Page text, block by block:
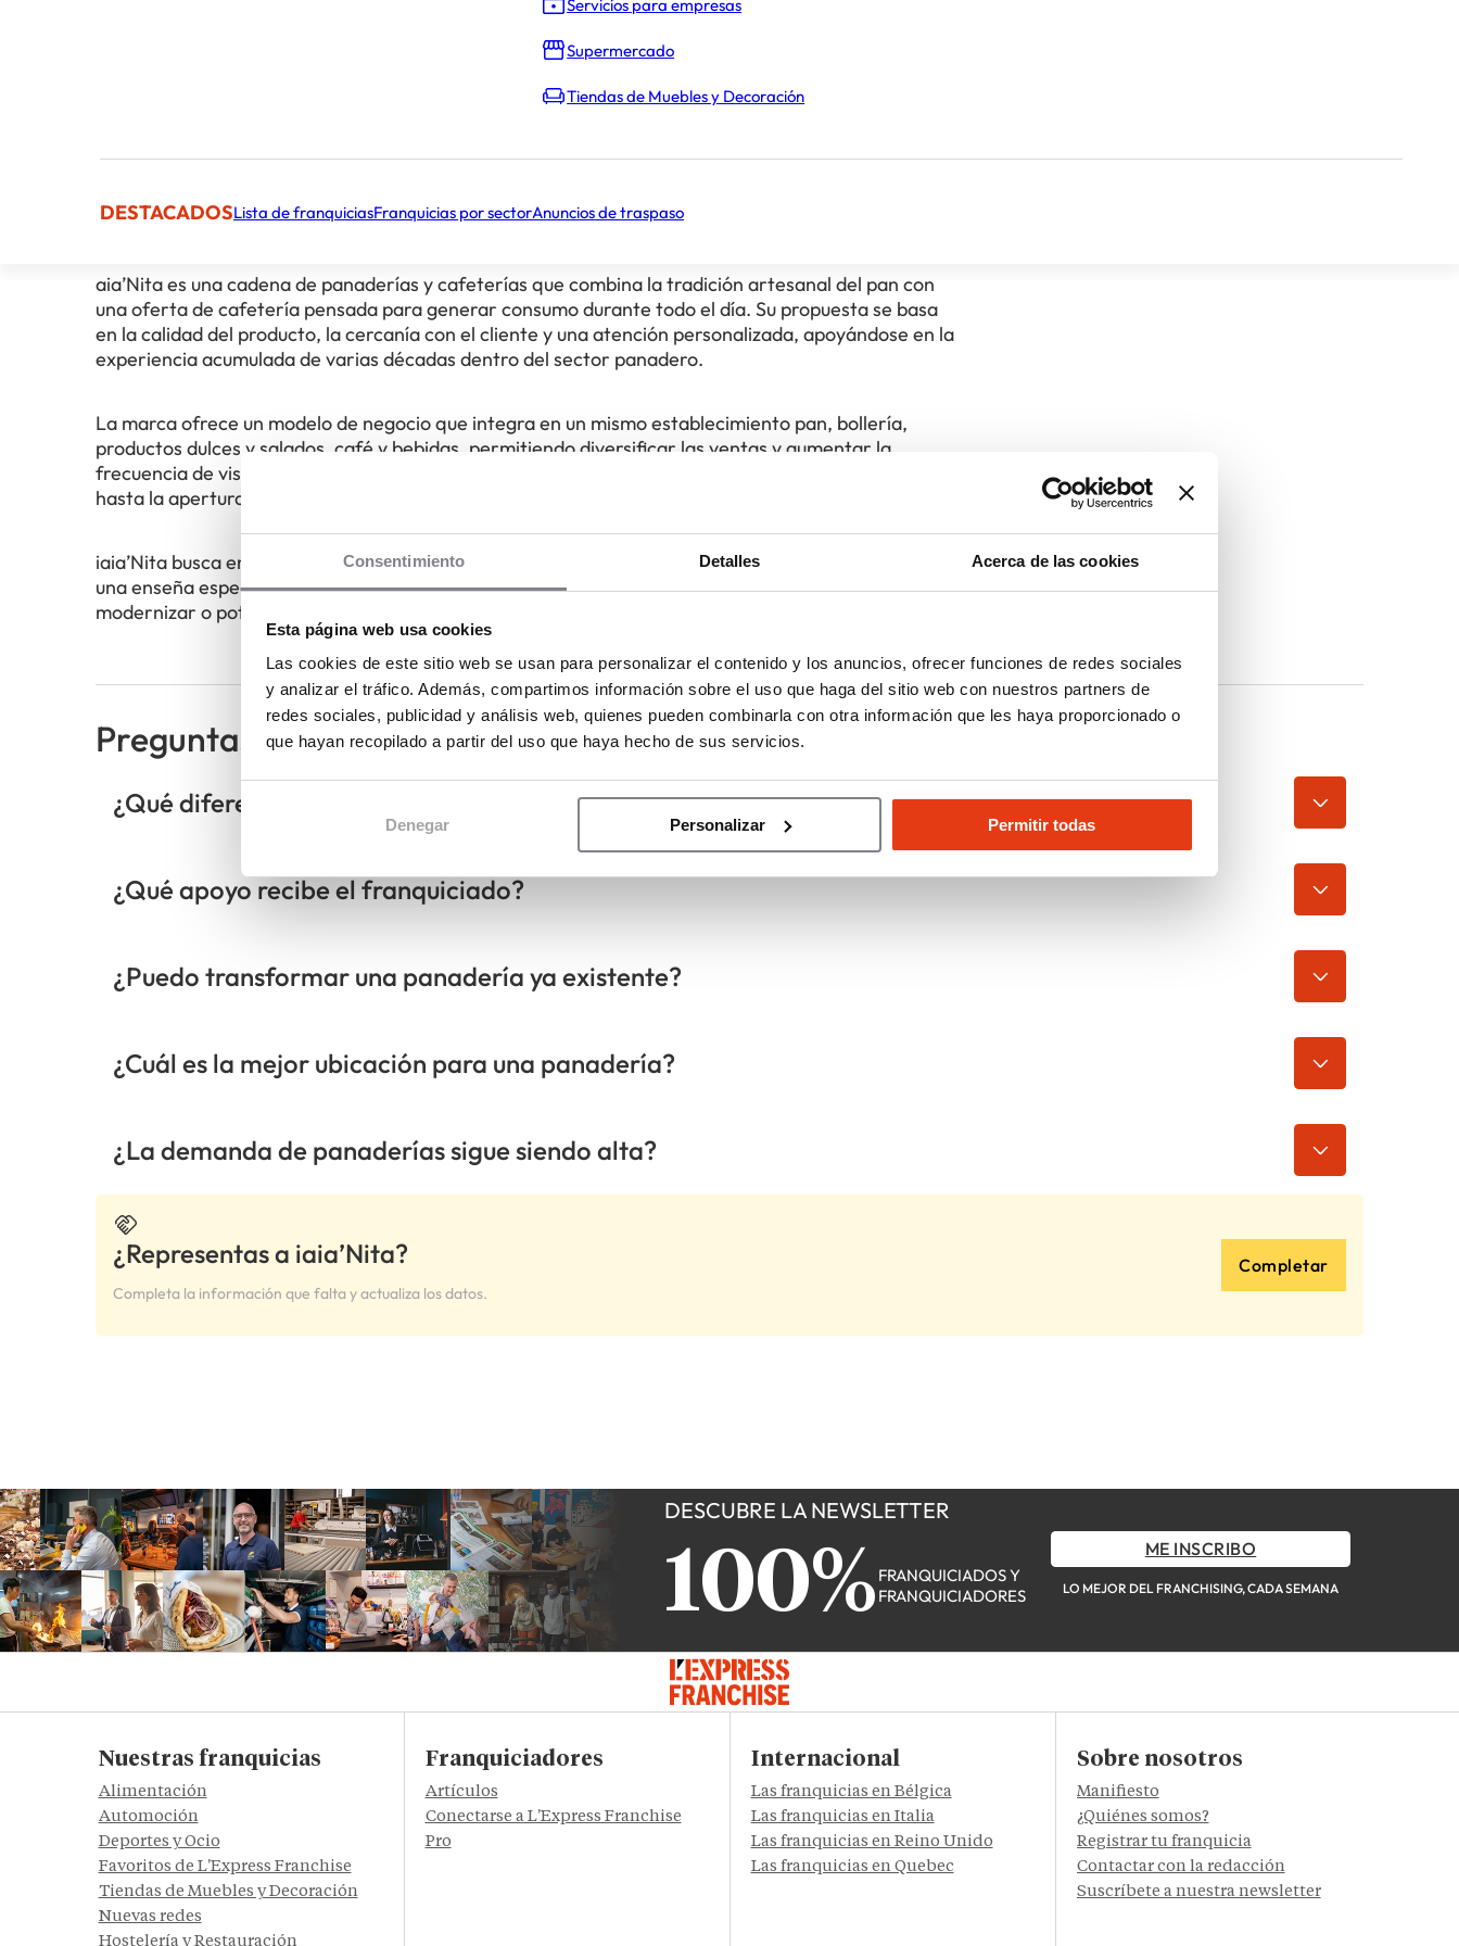
Consentimiento Detalles Acerca de las cookies
Esta página web usa cookies
Las cookies de este sitio web se usan para personalizar el contenido y los anuncios, ofrecer funciones de redes sociales
y analizar el tráfico. Además, compartimos información sobre el uso que haga del sitio web con nuestros partners de
redes sociales, publicidad y análisis web, quienes pueden combinarla con otra información que les haya proporcionado o
que hayan recopilado a partir del uso que haya hecho de sus servicios.
Denegar Personalizar Permitir todas
Servicios para empresas
Supermercado
Tiendas de Muebles y Decoración
DESTACADOSLista de franquiciasFranquicias por sectorAnuncios de traspaso
El concepto
aia’Nita es una cadena de panaderías y cafeterías que combina la tradición artesanal del pan con
una oferta de cafetería pensada para generar consumo durante todo el día. Su propuesta se basa
en la calidad del producto, la cercanía con el cliente y una atención personalizada, apoyándose en la
experiencia acumulada de varias décadas dentro del sector panadero.
La marca ofrece un modelo de negocio que integra en un mismo establecimiento pan, bollería,
productos dulces y salados, café y bebidas, permitiendo diversificar las ventas y aumentar la
frecuencia de visita de los clientes. Además, acompaña al franquiciado desde la elección del local
hasta la apertura y gestión inicial del negocio.
iaia’Nita busca emprendedores que quieran gestionar su propio establecimiento con el respaldo de
una enseña especializada en panadería y cafetería, así como propietarios de negocios que deseen
modernizar o potenciar una panadería ya existente mediante una marca consolidada.
Preguntas frecuentes
¿Qué diferencia a iaia'Nita de otras panaderías?
¿Qué apoyo recibe el franquiciado?
¿Puedo transformar una panadería ya existente?
¿Cuál es la mejor ubicación para una panadería?
¿La demanda de panaderías sigue siendo alta?
¿Representas a iaia’Nita?
Completa la información que falta y actualiza los datos.
Completar
DESCUBRE LA NEWSLETTER
100% FRANQUICIADOS Y
FRANQUICIADORES
ME INSCRIBO
LO MEJOR DEL FRANCHISING, CADA SEMANA
Nuestras franquicias
Alimentación
Automoción
Deportes y Ocio
Favoritos de L'Express Franchise
Tiendas de Muebles y Decoración
Nuevas redes
Hostelería y Restauración
Franquiciadores
Artículos
Conectarse a L'Express Franchise
Pro
Internacional
Las franquicias en Bélgica
Las franquicias en Italia
Las franquicias en Reino Unido
Las franquicias en Quebec
Sobre nosotros
Manifiesto
¿Quiénes somos?
Registrar tu franquicia
Contactar con la redacción
Suscríbete a nuestra newsletter